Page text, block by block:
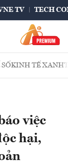
TV TECH
KINH TẾ XANH
việc
hại,